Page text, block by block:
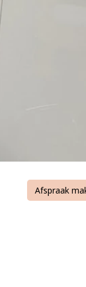
Afspraak